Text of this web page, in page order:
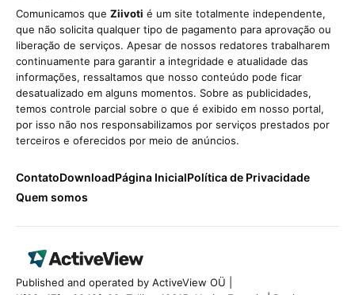
Comunicamos que Ziivoti é um site totalmente independente,
que não solicita qualquer tipo de pagamento para aprovação ou
liberação de serviços. Apesar de nossos redatores trabalharem
continuamente para garantir a integridade e atualidade das
informações, ressaltamos que nosso conteúdo pode ficar
desatualizado em alguns momentos. Sobre as publicidades,
temos controle parcial sobre o que é exibido em nosso portal,
por isso não nos responsabilizamos por serviços prestados por
terceiros e oferecidos por meio de anúncios.
ContatoDownloadPágina InicialPolítica de Privacidade
Quem somos
Published and operated by ActiveView OÜ |